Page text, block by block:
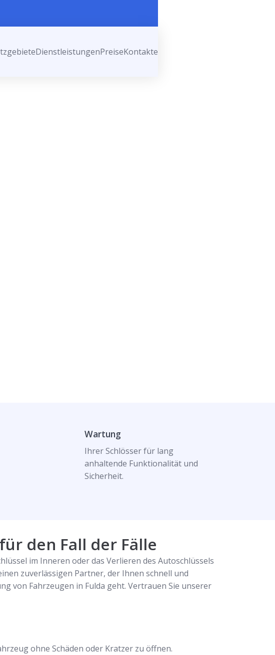
DienstleistungenPreiseKontakte
Wartung
Ihrer Schlösser für lang
anhaltende Funktionalität und
Sicherheit.
den Fall der Fälle
im Inneren oder das Verlieren des Autoschlüssels
zuverlässigen Partner, der Ihnen schnell und
von Fahrzeugen in Fulda geht. Vertrauen Sie unserer
ohne Schäden oder Kratzer zu öffnen.